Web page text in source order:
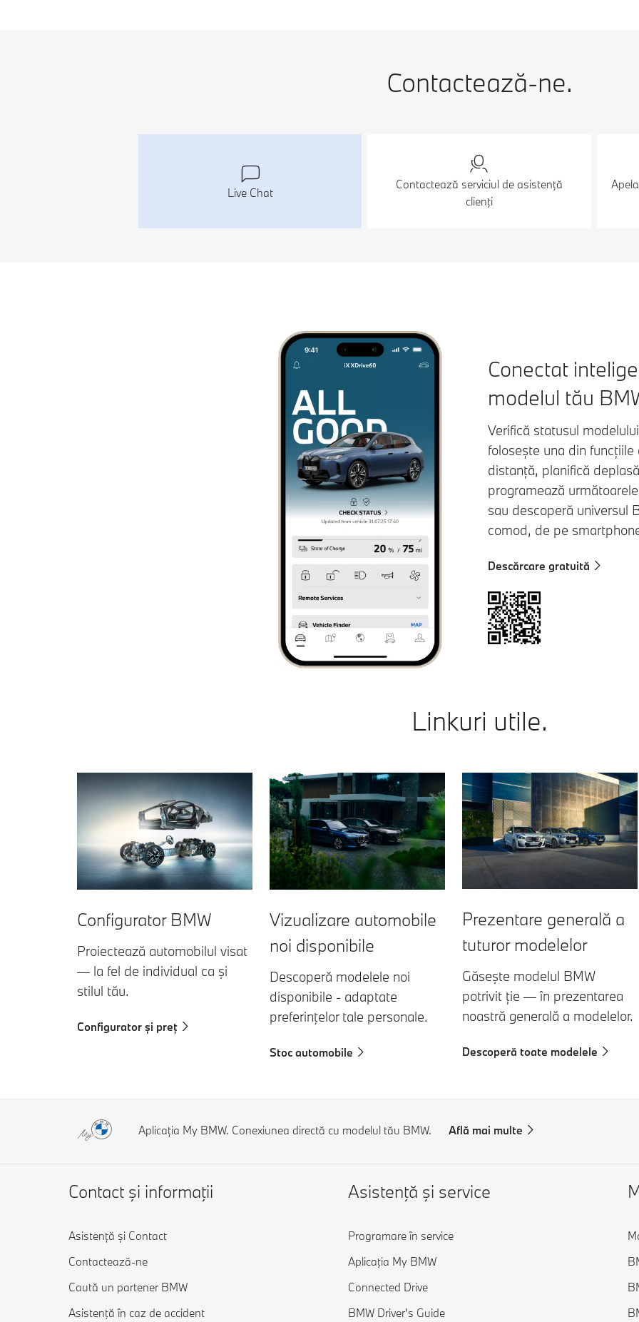
Contactează-ne.
Live Chat
Contactează serviciul de asistenţă
clienţi
Conectat
modelul tău
Verifică statusul
folosește una din
distanță, planifică
programează
sau descoperă universul
comod, de pe
Descărcare gratuită
Linkuri utile.
Configurator BMW
Proiectează automobilul visat
— la fel de individual ca şi
stilul tău.
Configurator și preț
Vizualizare automobile
noi disponibile
Descoperă modelele noi
disponibile - adaptate
preferinţelor tale personale.
Stoc automobile
Prezentare generală a
tuturor modelelor
Găseşte modelul BMW
potrivit ție — în prezentarea
noastră generală a modelelor.
Descoperă toate modelele
Aplicația My BMW. Conexiunea directă cu modelul tău BMW. Află mai multe
Contact şi informaţii
Asistență și Contact
Contactează-ne
Caută un partener BMW
Asistenţă în caz de accident
Asistenţă şi service
Programare în service
Aplicaţia My BMW
Connected Drive
BMW Driver's Guide